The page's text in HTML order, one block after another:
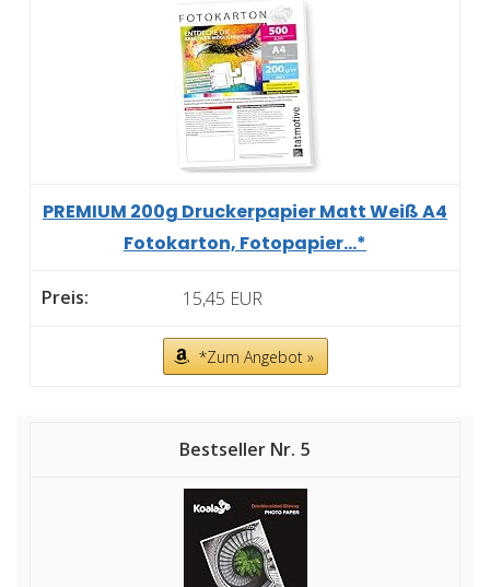
PREMIUM 200g Druckerpapier Matt Weiß A4
Fotokarton, Fotopapier...*
15,45 EUR
*Zum Angebot »
5